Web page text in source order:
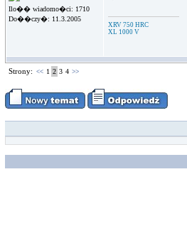
Ilo�� wiadomo�ci: 1710
Do��czy�: 11.3.2005
XRV 750 HRC
XL 1000 V
Strony: << 1 2 3 4 >>